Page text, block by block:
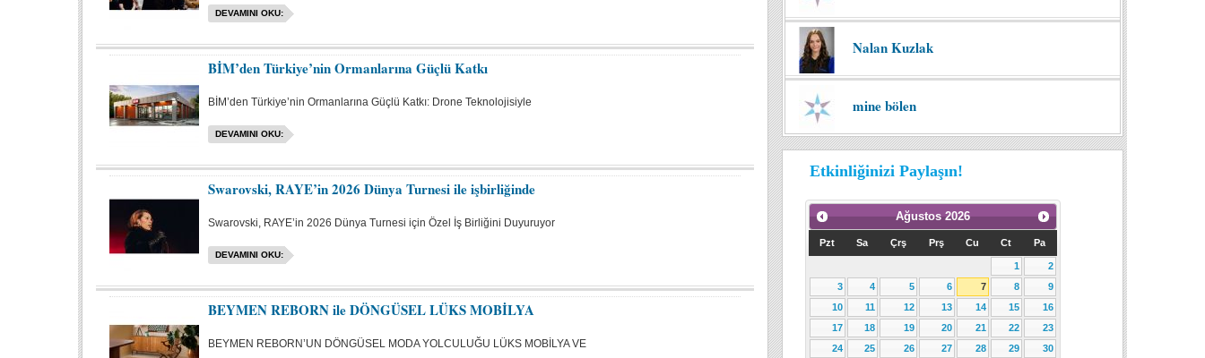
DEVAMINI OKU:
BİM’den Türkiye’nin Ormanlarına Güçlü Katkı
BİM’den Türkiye’nin Ormanlarına Güçlü Katkı: Drone Teknolojisiyle
DEVAMINI OKU:
Swarovski, RAYE’in 2026 Dünya Turnesi ile işbirliğinde
Swarovski, RAYE’in 2026 Dünya Turnesi için Özel İş Birliğini Duyuruyor
DEVAMINI OKU:
BEYMEN REBORN ile DÖNGÜSEL LÜKS MOBİLYA
BEYMEN REBORN’UN DÖNGÜSEL MODA YOLCULUĞU LÜKS MOBİLYA VE
Nalan Kuzlak
mine bölen
Etkinliğinizi Paylaşın!
Ağustos 2026
Pzt Sa Çrş Prş Cu Ct Pa
1
2
3
4 5 6 7 8
9
10
11 12 13 14 15
16
17
18 19 20 21 22
23
24
25 26 27 28 29
30